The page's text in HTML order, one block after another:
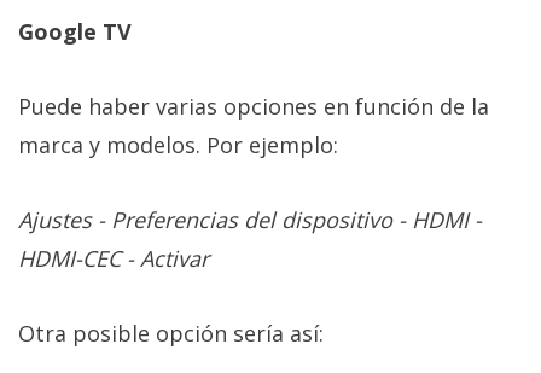
Google TV
Puede haber varias opciones en función de la
marca y modelos. Por ejemplo:
Ajustes - Preferencias del dispositivo - HDMI -
HDMI-CEC - Activar
Otra posible opción sería así: